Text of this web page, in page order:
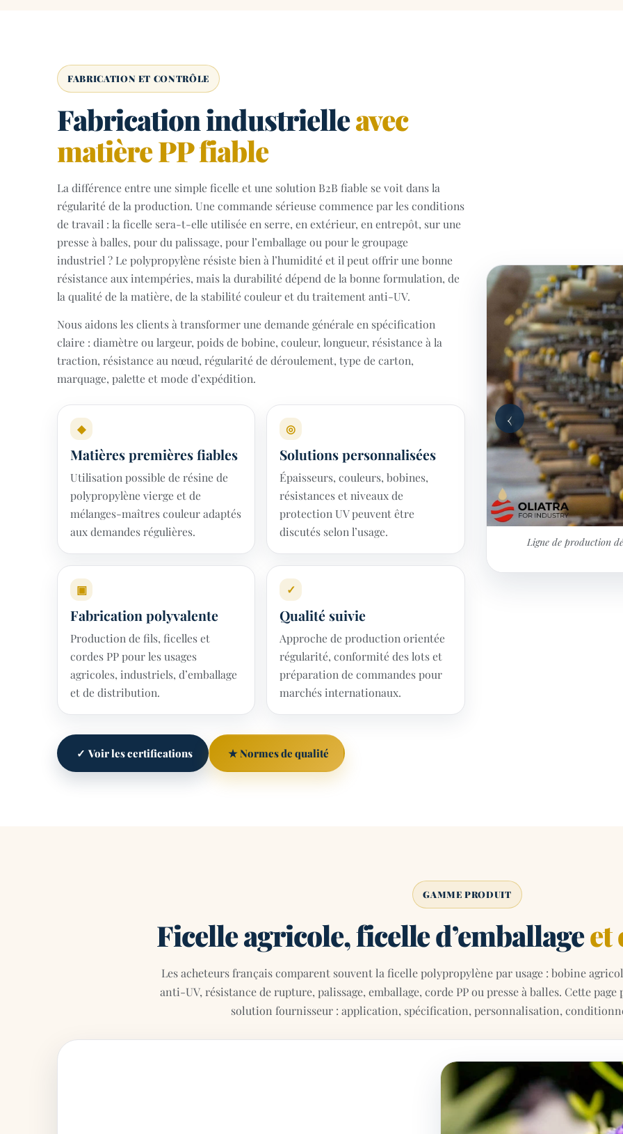
FABRICATION ET CONTRÔLE
Fabrication industrielleavec
matière PP fiable
La différence entre une simple ficelle et une solution B2B fiable se voit dans la
régularité de la production. Une commande sérieuse commence par les conditions
de travail : la ficelle sera-t-elle utilisée en serre, en extérieur, en entrepôt, sur une
presse à balles, pour du palissage, pour l’emballage ou pour le groupage
industriel ? Le polypropylène résiste bien à l’humidité et il peut offrir une bonne
résistance aux intempéries, mais la durabilité dépend de la bonne formulation, de
la qualité de la matière, de la stabilité couleur et du traitement anti-UV.
Nous aidons les clients à transformer une demande générale en spécification
claire : diamètre ou largeur, poids de bobine, couleur, longueur, résistance à la
traction, résistance au nœud, régularité de déroulement, type de carton,
marquage, palette et mode d’expédition.
◆
Matières premières fiables
Utilisation possible de résine de
polypropylène vierge et de
mélanges-maîtres couleur adaptés
aux demandes régulières.
◎
Solutions personnalisées
Épaisseurs, couleurs, bobines,
résistances et niveaux de
protection UV peuvent être
discutés selon l’usage.
▣
Fabrication polyvalente
Production de fils, ficelles et
cordes PP pour les usages
agricoles, industriels, d’emballage
et de distribution.
✓
Qualité suivie
Approche de production orientée
régularité, conformité des lots et
préparation de commandes pour
marchés internationaux.
✓ Voir les certifications ★ Normes de qualité
Ligne de production
‹
GAMME PRODUIT
Ficelle agricole, ficelle d’emballageet
Les acheteurs français comparent souvent la ficelle polypropylène par usage : bobine
anti-UV, résistance de rupture, palissage, emballage, corde PP ou presse à balles. Cette
solution fournisseur : application, spécification, personnalisation,